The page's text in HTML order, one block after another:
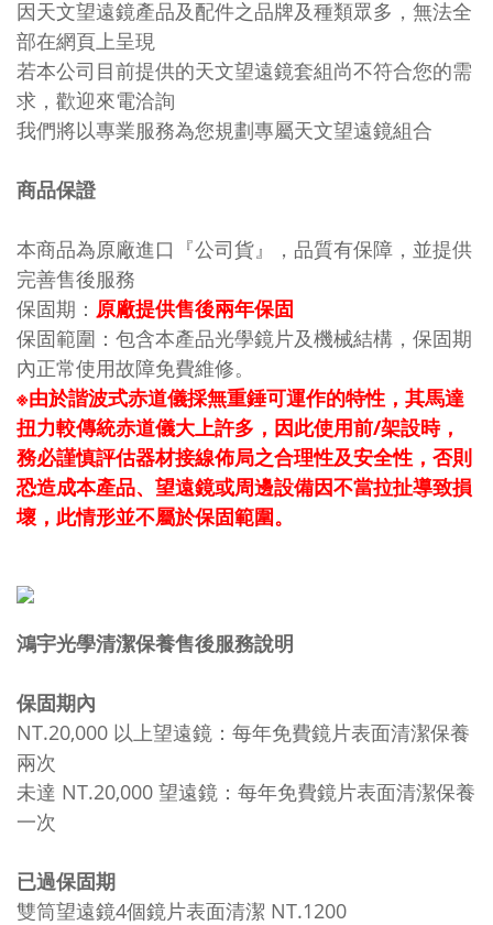
因天文望遠鏡產品及配件之品牌及種類眾多，無法全
部在網頁上呈現
若本公司目前提供的天文望遠鏡套組尚不符合您的需
求，歡迎來電洽詢
我們將以專業服務為您規劃專屬天文望遠鏡組合
商品保證
本商品為原廠進口『公司貨』，品質有保障，並提供
完善售後服務
保固期： 原廠提供售後兩年保固
保固範圍：包含本產品光學鏡片及機械結構，保固期
內正常使用故障免費維修。
※由於諧波式赤道儀採無重錘可運作的特性，其馬達
扭力較傳統赤道儀大上許多，因此使用前/架設時，
務必謹慎評估器材接線佈局之合理性及安全性，否則
恐造成本產品、望遠鏡或周邊設備因不當拉扯導致損
壞，此情形並不屬於保固範圍。
鴻宇光學清潔保養售後服務說明
保固期內
NT.20,000 以上望遠鏡：每年免費鏡片表面清潔保養
兩次
未達 NT.20,000 望遠鏡：每年免費鏡片表面清潔保養
一次
已過保固期
雙筒望遠鏡4個鏡片表面清潔 NT.1200